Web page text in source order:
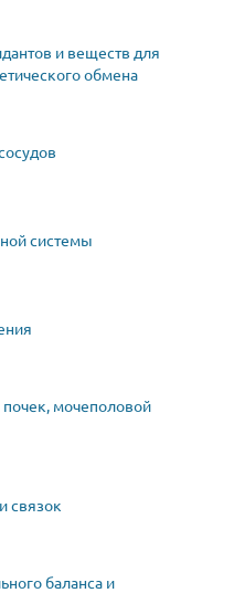
и веществ для
обмена
системы
мочеполовой
связок
баланса и